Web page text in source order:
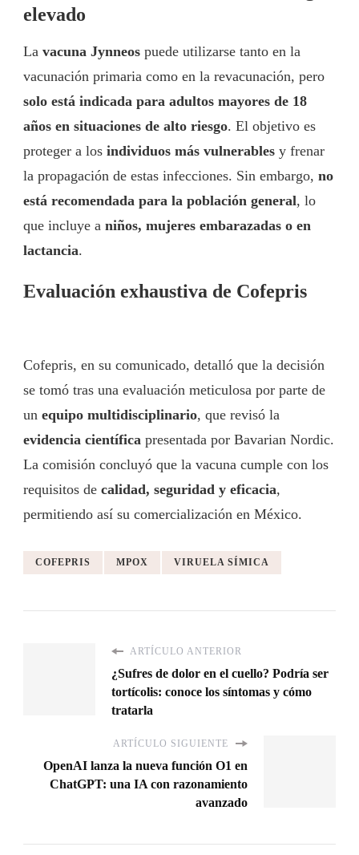
elevado
La vacuna Jynneos puede utilizarse tanto en la
vacunación primaria como en la revacunación, pero
solo está indicada para adultos mayores de 18
años en situaciones de alto riesgo. El objetivo es
proteger a los individuos más vulnerables y frenar
la propagación de estas infecciones. Sin embargo, no
está recomendada para la población general, lo
que incluye a niños, mujeres embarazadas o en
lactancia.
Evaluación exhaustiva de Cofepris
Cofepris, en su comunicado, detalló que la decisión
se tomó tras una evaluación meticulosa por parte de
un equipo multidisciplinario, que revisó la
evidencia científica presentada por Bavarian Nordic.
La comisión concluyó que la vacuna cumple con los
requisitos de calidad, seguridad y eficacia,
permitiendo así su comercialización en México.
COFEPRIS MPOX VIRUELA SÍMICA
ARTÍCULO ANTERIOR
¿Sufres de dolor en el cuello? Podría ser
tortícolis: conoce los síntomas y cómo
tratarla
ARTÍCULO SIGUIENTE
OpenAI lanza la nueva función O1 en
ChatGPT: una IA con razonamiento
avanzado